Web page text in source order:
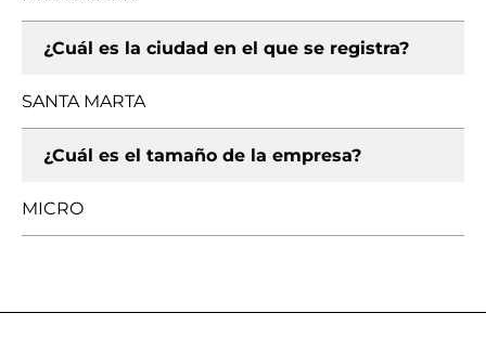
¿Cuál es la ciudad en el que se registra?
SANTA MARTA
¿Cuál es el tamaño de la empresa?
MICRO